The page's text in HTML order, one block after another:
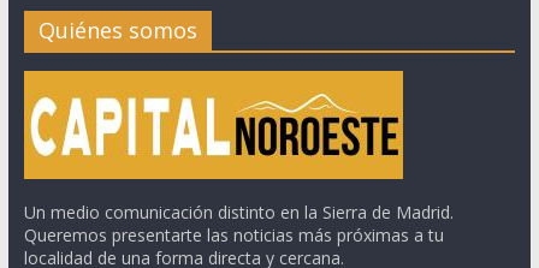
Quiénes somos
Un medio comunicación distinto en la Sierra de Madrid.
Queremos presentarte las noticias más próximas a tu
localidad de una forma directa y cercana.